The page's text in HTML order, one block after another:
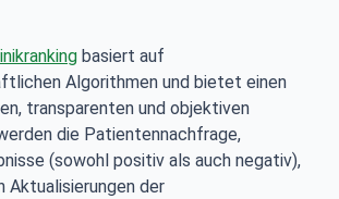
basiert auf
Algorithmen und bietet einen
transparenten und objektiven
die Patientennachfrage,
(sowohl positiv als auch negativ),
Aktualisierungen der